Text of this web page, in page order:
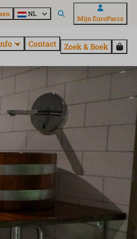
NL
Mijn EuroParcs
Contact Zoek & Boek